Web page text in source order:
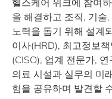
헬스케어 위크에 참여
을 해결하고 조직, 기술
노력을 돕기 위해 설계
이사(HRD), 최고정보
(CISO), 업계 전문가,
의료 시설과 실무의 미
험을 공유하며 발견할